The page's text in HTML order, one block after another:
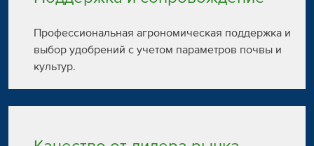
Профессиональная агрономическая поддержка и
выбор удобрений с учетом параметров почвы и
культур.